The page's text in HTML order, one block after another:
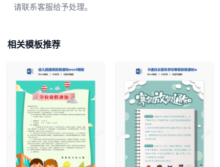
请联系客服给予处理。
相关模板推荐